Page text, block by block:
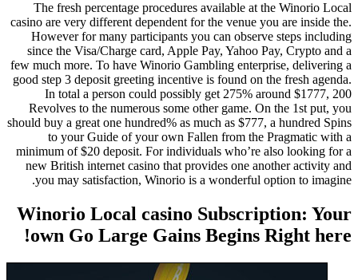
The fresh percentage procedures available at the Winorio Local
casino are very different dependent for the venue you are inside the.
However for many participants you can observe steps including
since the Visa/Charge card, Apple Pay, Yahoo Pay, Crypto and a
few much more. To have Winorio Gambling enterprise, delivering a
good step 3 deposit greeting incentive is found on the fresh agenda.
In total a person could possibly get 275% around $1777, 200
Revolves to the numerous some other game. On the 1st put, you
should buy a great one hundred% as much as $777, a hundred Spins
to your Guide of your own Fallen from the Pragmatic with a
minimum of $20 deposit. For individuals who’re also looking for a
new British internet casino that provides one another activity and
you may satisfaction, Winorio is a wonderful option to imagine.
Winorio Local casino Subscription: Your
own Go Large Gains Begins Right here!